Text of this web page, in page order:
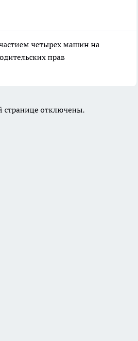
четырех машин на
прав
странице отключены.